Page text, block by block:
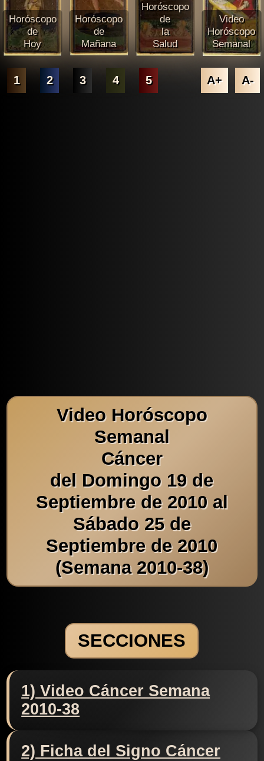
Horóscopo
de
Hoy
Horóscopo
de
Mañana
Horóscopo
de
la
Salud
Video
Horóscopo
Semanal
1 2 3 4 5 A+ A-
Video Horóscopo
Semanal
Cáncer
del Domingo 19 de
Septiembre de 2010 al
Sábado 25 de
Septiembre de 2010
(Semana 2010-38)
SECCIONES
1) Video Cáncer Semana
2010-38
2) Ficha del Signo Cáncer